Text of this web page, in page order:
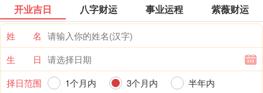
开业吉日 八字财运 事业运程 紫薇财运
姓 名
生 日
择日范围
1个月内 3个月内
半年内